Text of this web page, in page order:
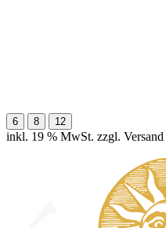
6 8 12
inkl. 19 % MwSt. zzgl. Versand